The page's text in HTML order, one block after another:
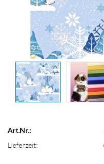
Art.Nr.:
Lieferzeit: